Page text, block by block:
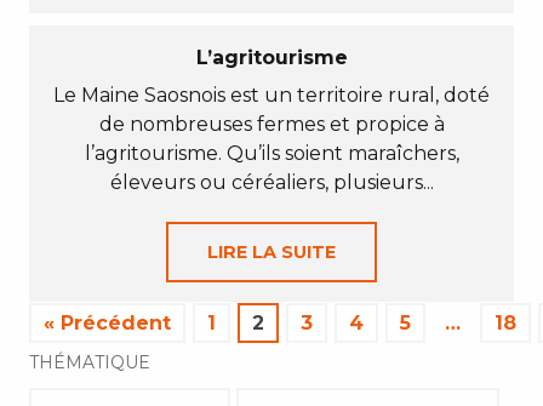
L’agritourisme
Le Maine Saosnois est un territoire rural, doté
de nombreuses fermes et propice à
l’agritourisme. Qu’ils soient maraîchers,
éleveurs ou céréaliers, plusieurs...
LIRE LA SUITE
« Précédent 1 2 3 4 5 … 18
THÉMATIQUE